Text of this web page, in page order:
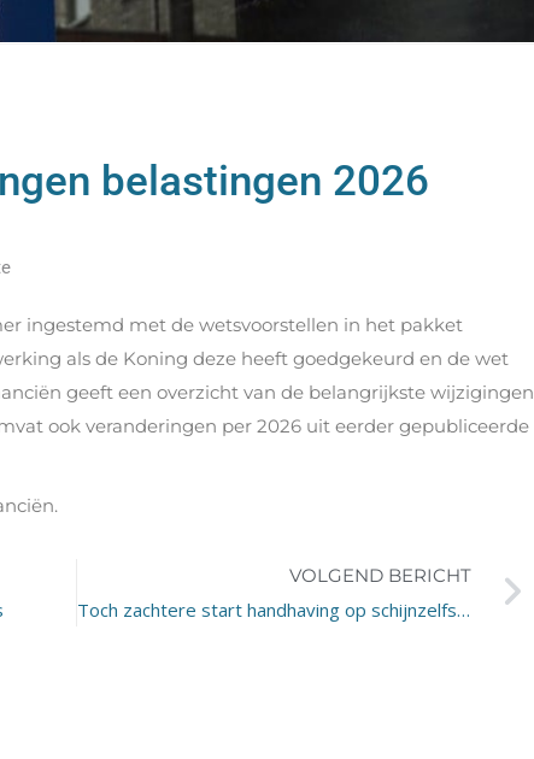
belastingen 2026
ingestemd met de wetsvoorstellen in het pakket
als de Koning deze heeft goedgekeurd en de wet
geeft een overzicht van de belangrijkste wijzigingen
ook veranderingen per 2026 uit eerder gepubliceerde
VOLGEND BERICHT
Toch zachtere start handhaving op schijnzelfstandigheid